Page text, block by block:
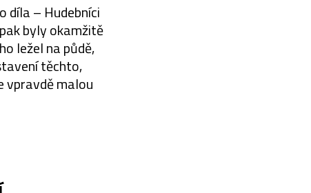
díla – Hudebníci
byly okamžitě
ležel na půdě,
těchto,
vpravdě malou